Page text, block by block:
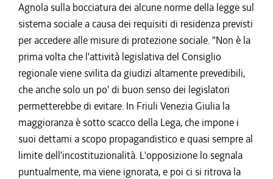
Agnola sulla bocciatura dei alcune norme della legge sul
sistema sociale a causa dei requisiti di residenza previsti
per accedere alle misure di protezione sociale. "Non è la
prima volta che l'attività legislativa del Consiglio
regionale viene svilita da giudizi altamente prevedibili,
che anche solo un po' di buon senso dei legislatori
permetterebbe di evitare. In Friuli Venezia Giulia la
maggioranza è sotto scacco della Lega, che impone i
suoi dettami a scopo propagandistico e quasi sempre al
limite dell'incostituzionalità. L'opposizione lo segnala
puntualmente, ma viene ignorata, e poi ci si ritrova la